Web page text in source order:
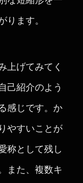
ます。
上げてみてく
己紹介のよう
感じです。か
やすいことが
称として残し
また、複数キ